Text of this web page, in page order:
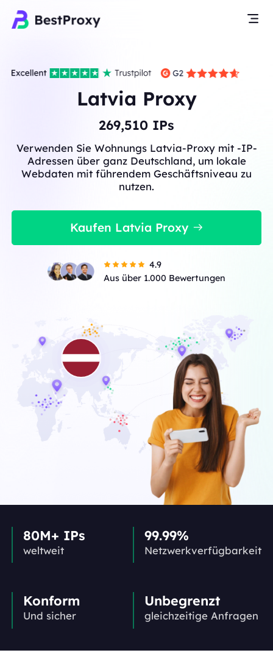
Latvia Proxy
269,510 IPs
Verwenden Sie Wohnungs Latvia-Proxy mit -IP-
Adressen über ganz Deutschland, um lokale
Webdaten mit führendem Geschäftsniveau zu
nutzen.
Kaufen Latvia Proxy
4.9
Aus über 1.000 Bewertungen
80M+ IPs
weltweit
99.99%
Netzwerkverfügbarkeit
Konform
Und sicher
Unbegrenzt
gleichzeitige Anfragen